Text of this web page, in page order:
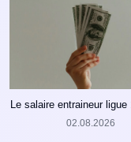
Le salaire entraineur
02.08.2026